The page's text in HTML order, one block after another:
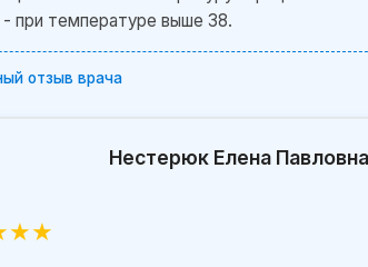
- при температуре выше 38.
отзыв врача
Нестерюк Елена Павловна
★★